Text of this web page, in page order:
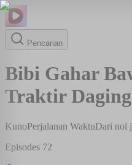
Pencarian
Bibi Gahar
Traktir
KunoPerjalanan WaktuDari nol
Episodes 72